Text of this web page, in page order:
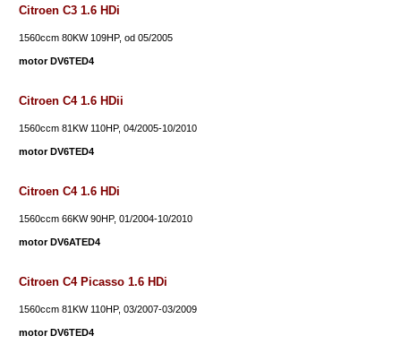
Citroen C3 1.6 HDi
1560ccm 80KW 109HP, od 05/2005
motor DV6TED4
Citroen C4 1.6 HDii
1560ccm 81KW 110HP, 04/2005-10/2010
motor DV6TED4
Citroen C4 1.6 HDi
1560ccm 66KW 90HP, 01/2004-10/2010
motor DV6ATED4
Citroen C4 Picasso 1.6 HDi
1560ccm 81KW 110HP, 03/2007-03/2009
motor DV6TED4